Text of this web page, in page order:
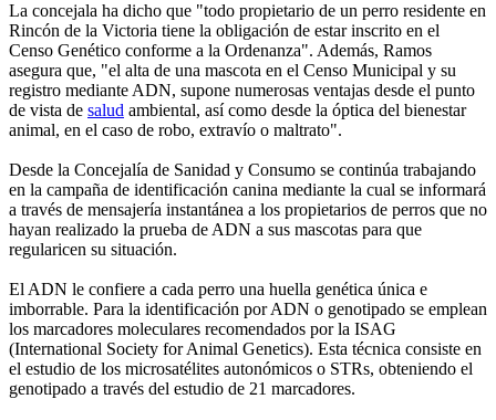
La concejala ha dicho que "todo propietario de un perro residente en
Rincón de la Victoria tiene la obligación de estar inscrito en el
Censo Genético conforme a la Ordenanza". Además, Ramos
asegura que, "el alta de una mascota en el Censo Municipal y su
registro mediante ADN, supone numerosas ventajas desde el punto
de vista de salud ambiental, así como desde la óptica del bienestar
animal, en el caso de robo, extravío o maltrato".
Desde la Concejalía de Sanidad y Consumo se continúa trabajando
en la campaña de identificación canina mediante la cual se informará
a través de mensajería instantánea a los propietarios de perros que no
hayan realizado la prueba de ADN a sus mascotas para que
regularicen su situación.
El ADN le confiere a cada perro una huella genética única e
imborrable. Para la identificación por ADN o genotipado se emplean
los marcadores moleculares recomendados por la ISAG
(International Society for Animal Genetics). Esta técnica consiste en
el estudio de los microsatélites autonómicos o STRs, obteniendo el
genotipado a través del estudio de 21 marcadores.